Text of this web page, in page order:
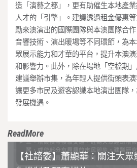
造「演藝之都」，更有助催生本地產
人才的「引擎」。建議透過租金優惠
勵來澳演出的國際團隊與本澳團隊合
音響技術、演出暖場等不同環節，為
眾展示能力和才華的平台，提升本澳
和影響力。此外，除在場地「空檔期
建議舉辦市集，為年輕人提供街頭表
讓更多市民及遊客認識本地演出團隊
發展機遇。
ReadMore
【社諮委】蕭顯華：關注大